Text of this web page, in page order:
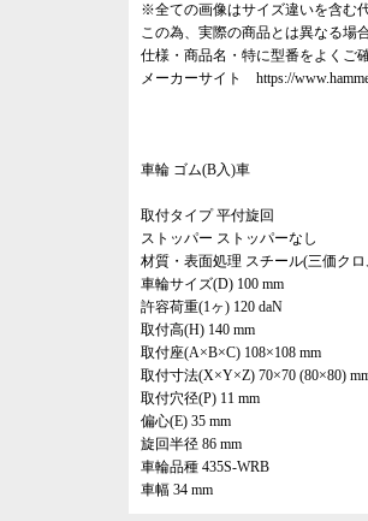
※全ての画像はサイズ違いを含む
この為、実際の商品とは異なる場
仕様・商品名・特に型番をよくご
メーカーサイト https://
車輪 ゴム(B入)車
取付タイプ 平付旋回
ストッパー ストッパーなし
材質・表面処理 スチール(三価ク
車輪サイズ(D) 100 mm
許容荷重(1ヶ) 120 daN
取付高(H) 140 mm
取付座(A×B×C) 108×108 mm
取付寸法(X×Y×Z) 70×70 (80×80)
取付穴径(P) 11 mm
偏心(E) 35 mm
旋回半径 86 mm
車輪品種 435S-WRB
車幅 34 mm